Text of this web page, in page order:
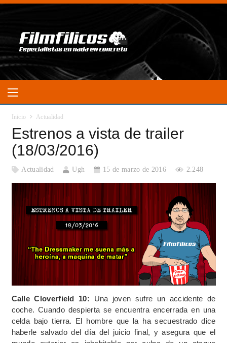
Inicio Actualidad
Estrenos a vista de trailer
(18/03/2016)
Actualidad Ugh 15 de marzo de 2016 2.248
Calle Cloverfield 10: Una joven sufre un accidente de
coche. Cuando despierta se encuentra encerrada en una
celda bajo tierra. El hombre que la ha secuestrado dice
haberle salvado del día del juicio final, y asegura que el